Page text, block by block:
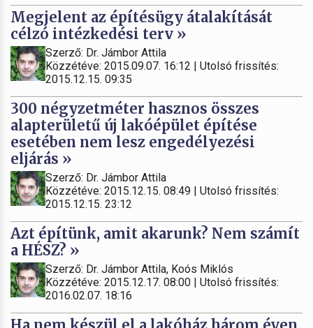
Megjelent az építésügy átalakítását
célzó intézkedési terv »
Szerző: Dr. Jámbor Attila
Közzétéve: 2015.09.07. 16:12 | Utolsó frissítés:
2015.12.15. 09:35
300 négyzetméter hasznos összes
alapterületű új lakóépület építése
esetében nem lesz engedélyezési
eljárás »
Szerző: Dr. Jámbor Attila
Közzétéve: 2015.12.15. 08:49 | Utolsó frissítés:
2015.12.15. 23:12
Azt építünk, amit akarunk? Nem számít
a HÉSZ? »
Szerző: Dr. Jámbor Attila, Koós Miklós
Közzétéve: 2015.12.17. 08:00 | Utolsó frissítés:
2016.02.07. 18:16